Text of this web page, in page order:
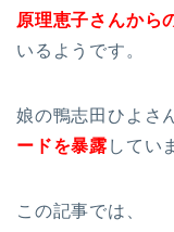
原理恵子さんから
いるようです。
娘の鴨志田ひよさ
ードを暴露 してい
この記事では、